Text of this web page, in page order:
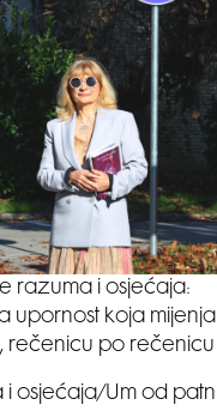
razuma i osjećaja:
upornost koja mijenja
rečenicu po rečenicu
i osjećaja/Um od